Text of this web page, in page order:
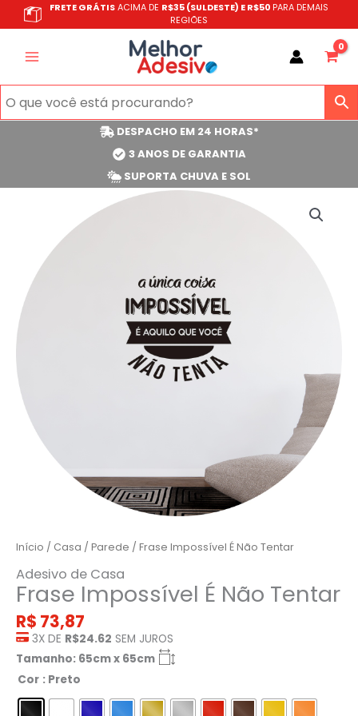
para
FRETE GRÁTISACIMA DE R$35 (SULDESTE) E R$50 PARA DEMAIS
REGIÕES
DESPACHO EM 24 HORAS*
3 ANOS DE GARANTIA
SUPORTA CHUVA E SOL
Início / Casa / Parede / Frase Impossível É Não Tentar
Adesivo de Casa
Frase Impossível É Não Tentar
R$ 73,87
3X DE R$24.62 SEM JUROS
Tamanho: 65cm x 65cm
Cor : Preto